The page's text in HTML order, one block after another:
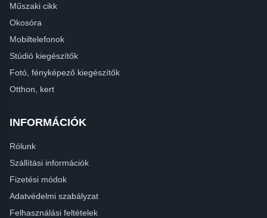
Műszaki cikk
Okosóra
Mobiltelefonok
Stúdió kiegészítők
Fotó, fényképező kiegészítők
Otthon, kert
INFORMÁCIÓK
Rólunk
Szállítási információk
Fizetési módok
Adatvédelmi szabályzat
Felhasználási feltételek